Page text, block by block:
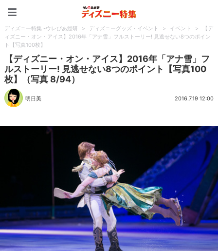
ディズニー特集 -ウレぴあ総研 > ディズニーグッズ・イベント > イベント >
【デ
ィズニー・オン・アイス】2016年「アナ雪」フルストーリー! 見逃せない8つのポイン
ト【写真100枚】
【ディズニー・オン・アイス】2016年「アナ雪」フ
ルストーリー! 見逃せない8つのポイント【写真100
枚】（写真 8/94）
明日美 2016.7.19 12:00